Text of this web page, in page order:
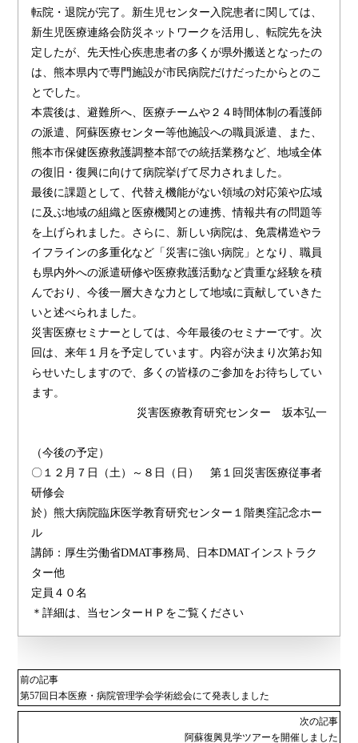
転院・退院が完了。新生児センター入院患者に関しては、
新生児医療連絡会防災ネットワークを活用し、転院先を決
定したが、先天性心疾患患者の多くが県外搬送となったの
は、熊本県内で専門施設が市民病院だけだったからとのこ
とでした。
本震後は、避難所へ、医療チームや２４時間体制の看護師
の派遣、阿蘇医療センター等他施設への職員派遣、また、
熊本市保健医療救護調整本部での統括業務など、地域全体
の復旧・復興に向けて病院挙げて尽力されました。
最後に課題として、代替え機能がない領域の対応策や広域
に及ぶ地域の組織と医療機関との連携、情報共有の問題等
を上げられました。さらに、新しい病院は、免震構造やラ
イフラインの多重化など「災害に強い病院」となり、職員
も県内外への派遣研修や医療救護活動など貴重な経験を積
んでおり、今後一層大きな力として地域に貢献していきた
いと述べられました。
災害医療セミナーとしては、今年最後のセミナーです。次
回は、来年１月を予定しています。内容が決まり次第お知
らせいたしますので、多くの皆様のご参加をお待ちしてい
ます。
災害医療教育研究センター 坂本弘一
（今後の予定）
〇１２月７日（土）～８日（日） 第１回災害医療従事者
研修会
於）熊大病院臨床医学教育研究センター１階奥窪記念ホー
ル
講師：厚生労働省DMAT事務局、日本DMATインストラク
ター他
定員４０名
＊詳細は、当センターＨＰをご覧ください
前の記事
第57回日本医療・病院管理学会学術総会にて発表しました
次の記事
阿蘇復興見学ツアーを開催しました